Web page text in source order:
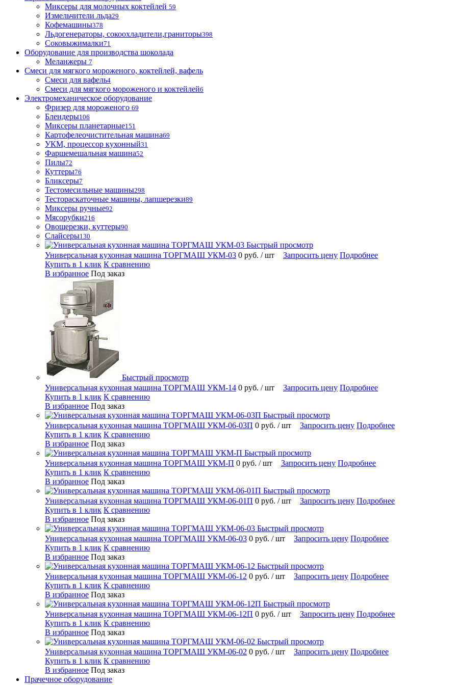
Миксеры для молочных коктейлей 59
Измельчители льда29
Кофемашины378
Льдогенераторы, сокоохладители,граниторы398
Соковыжималки71
Оборудование для производства шоколада
Меланжеры 7
Смеси для мягкого мороженого, коктейлей, вафель
Смеси для вафель4
Смеси для мягкого мороженого и коктейлей6
Электромеханическое оборудование
Фризер для мороженого 69
Блендеры106
Миксеры планетарные151
Картофелеочистительная машина69
УКМ, процессор кухонный31
Фаршемешальная машина52
Пилы72
Куттеры76
Бликсеры7
Тестомесильные машины298
Тестораскаточные машины, лапшерезки89
Миксеры ручные92
Мясорубки216
Овощерезки, куттеры90
Слайсеры130
Быстрый просмотр
Универсальная кухонная машина ТОРГМАШ УКМ-03 0 руб. / шт Запросить цену Подробнее
Купить в 1 клик К сравнению
В избранное Под заказ
Быстрый просмотр
Универсальная кухонная машина ТОРГМАШ УКМ-14 0 руб. / шт Запросить цену Подробнее
Купить в 1 клик К сравнению
В избранное Под заказ
Быстрый просмотр
Универсальная кухонная машина ТОРГМАШ УКМ-06-03П 0 руб. / шт Запросить цену Подробнее
Купить в 1 клик К сравнению
В избранное Под заказ
Быстрый просмотр
Универсальная кухонная машина ТОРГМАШ УКМ-П 0 руб. / шт Запросить цену Подробнее
Купить в 1 клик К сравнению
В избранное Под заказ
Быстрый просмотр
Универсальная кухонная машина ТОРГМАШ УКМ-06-01П 0 руб. / шт Запросить цену Подробнее
Купить в 1 клик К сравнению
В избранное Под заказ
Быстрый просмотр
Универсальная кухонная машина ТОРГМАШ УКМ-06-03 0 руб. / шт Запросить цену Подробнее
Купить в 1 клик К сравнению
В избранное Под заказ
Быстрый просмотр
Универсальная кухонная машина ТОРГМАШ УКМ-06-12 0 руб. / шт Запросить цену Подробнее
Купить в 1 клик К сравнению
В избранное Под заказ
Быстрый просмотр
Универсальная кухонная машина ТОРГМАШ УКМ-06-12П 0 руб. / шт Запросить цену Подробнее
Купить в 1 клик К сравнению
В избранное Под заказ
Быстрый просмотр
Универсальная кухонная машина ТОРГМАШ УКМ-06-02 0 руб. / шт Запросить цену Подробнее
Купить в 1 клик К сравнению
В избранное Под заказ
Прачечное оборудование